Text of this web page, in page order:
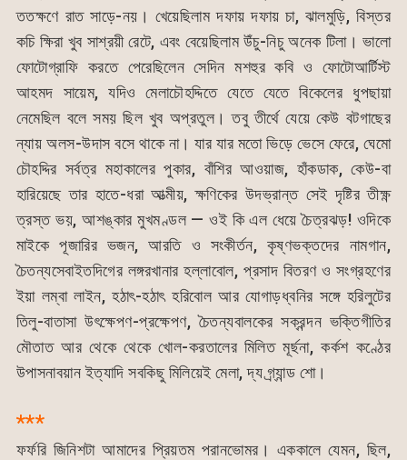
ততক্ষণে রাত সাড়ে-নয়। খেয়েছিলাম দফায় দফায় চা, ঝালমুড়ি, বিস্তর
কচি ক্ষিরা খুব সাশ্রয়ী রেটে, এবং বেয়েছিলাম উঁচু-নিচু অনেক টিলা। ভালো
ফোটোগ্রাফি করতে পেরেছিলেন সেদিন মশহুর কবি ও ফোটোআর্টিস্ট
আহমদ সায়েম, যদিও মেলাচৌহদ্দিতে যেতে যেতে বিকেলের ধুপছায়া
নেমেছিল বলে সময় ছিল খুব অপ্রতুল। তবু তীর্থে যেয়ে কেউ বটগাছের
ন্যায় অলস-উদাস বসে থাকে না। যার যার মতো ভিড়ে ভেসে ফেরে, ঘেমো
চৌহদ্দির সর্বত্র মহাকালের পুকার, বাঁশির আওয়াজ, হাঁকডাক, কেউ-বা
হারিয়েছে তার হাতে-ধরা আত্মীয়, ক্ষণিকের উদভ্রান্ত সেই দৃষ্টির তীক্ষ্ণ
ত্রস্ত ভয়, আশঙ্কার মুখমণ্ডল — ওই কি এল ধেয়ে চৈত্রঝড়! ওদিকে
মাইকে পূজারির ভজন, আরতি ও সংকীর্তন, কৃষ্ণভক্তদের নামগান,
চৈতন্যসেবাইতদিগের লঙ্গরখানার হল্লাবোল, প্রসাদ বিতরণ ও সংগ্রহণের
ইয়া লম্বা লাইন, হঠাৎ-হঠাৎ হরিবোল আর যোগাড়ধ্বনির সঙ্গে হরিলুটের
তিলু-বাতাসা উৎক্ষেপণ-প্রক্ষেপণ, চৈতন্যবালকের সক্রন্দন ভক্তিগীতির
মৌতাত আর থেকে থেকে খোল-করতালের মিলিত মূর্ছনা, কর্কশ কণ্ঠের
উপাসনাবয়ান ইত্যাদি সবকিছু মিলিয়েই মেলা, দ্য গ্র্যান্ড শো।
***
ফর্ফরি জিনিশটা আমাদের প্রিয়তম পরানভোমর। এককালে যেমন, ছিল,